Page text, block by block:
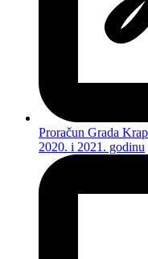
Proračun Grada
2020. i 2021. godinu